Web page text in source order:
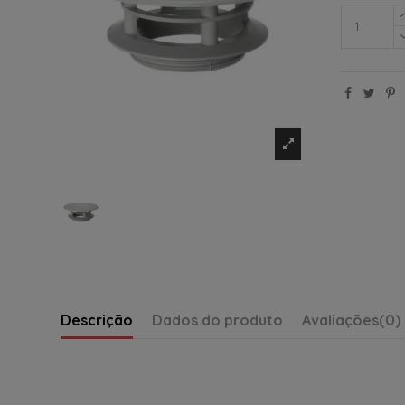
Descrição Dados do produto Avaliações(0)